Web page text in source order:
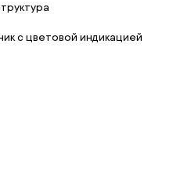
с цветовой индикацией